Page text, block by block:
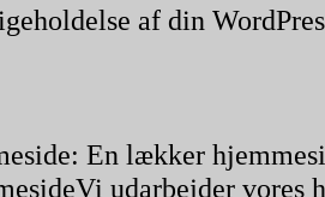
af din
En lækker
udarbejder